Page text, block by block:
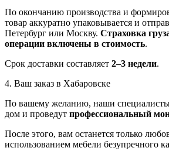
По окончанию производства и
товар аккуратно упаковывается и
Петербург или Москву. Страховка
операции включены в стоимость.
Срок доставки составляет 2–3 недели.
4. Ваш заказ в Хабаровске
По вашему желанию, наши специалисты
дом и проведут профессиональный
После этого, вам останется только
использованием мебели безупречного